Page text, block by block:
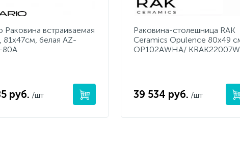
Раковина встраиваемая
81х47см, белая AZ-
80А
руб. /шт
Раковина-столешница RAK
Ceramics Opulence 80x49
OP102AWHA/ KRAK22007W
39 534 руб. /шт